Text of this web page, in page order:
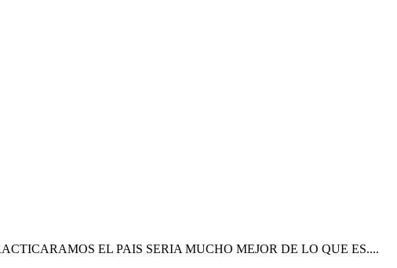
EL PAIS SERIA MUCHO MEJOR DE LO QUE ES....